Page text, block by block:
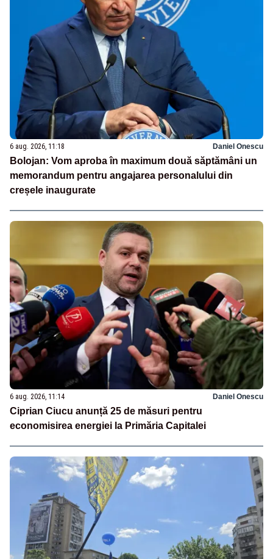
6 aug. 2026, 11:18 Daniel Onescu
Bolojan: Vom aproba în maximum două săptămâni un
memorandum pentru angajarea personalului din
creșele inaugurate
6 aug. 2026, 11:14 Daniel Onescu
Ciprian Ciucu anunță 25 de măsuri pentru
economisirea energiei la Primăria Capitalei